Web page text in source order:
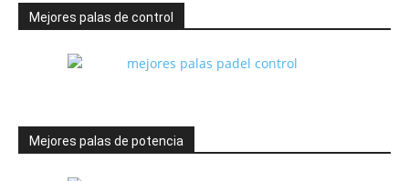
Mejores palas de control
Mejores palas de potencia